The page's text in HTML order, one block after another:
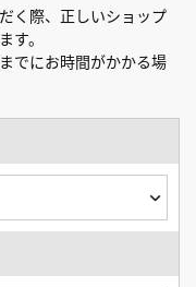
く際、正しいショップ
す。
でにお時間がかかる場